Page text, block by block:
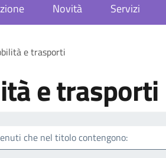
Novità Servizi
di pane
e trasporti
e trasporti
che nel titolo contengono: